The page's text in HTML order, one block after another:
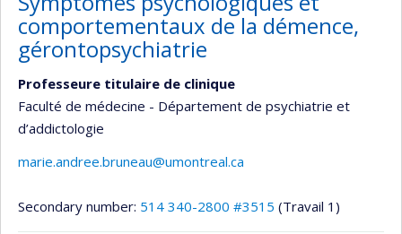
comportementaux de la démence,
gérontopsychiatrie
Professeure titulaire de clinique
Faculté de médecine - Département de psychiatrie et
d’addictologie
marie.andree.bruneau@umontreal.ca
Secondary number: 514 340-2800 #3515 (Travail 1)